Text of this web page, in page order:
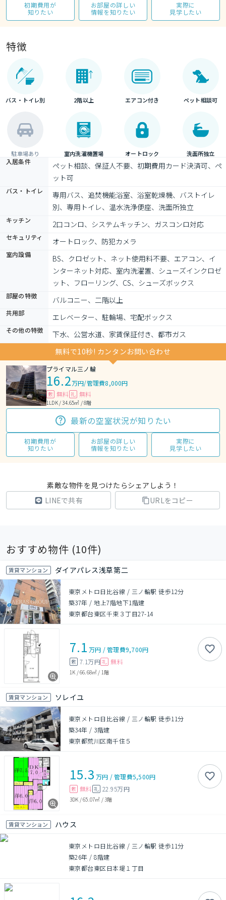
初期費用が
知りたい
お部屋の詳しい
情報を知りたい
実際に
見学したい
特徴
バス・トイレ別 2階以上 エアコン付き ペット相談可
駐車場あり 室内洗濯機置場 オートロック 洗面所独立
入居条件
ペット相談、保証人不要、初期費用カード決済可、ペ
ット可
バス・トイレ
専用バス、追焚機能浴室、浴室乾燥機、バストイレ
別、専用トイレ、温水洗浄便座、洗面所独立
キッチン 2口コンロ、システムキッチン、ガスコンロ対応
セキュリティ オートロック、防犯カメラ
室内設備
BS、クロゼット、ネット使用料不要、エアコン、イ
ンターネット対応、室内洗濯置、シューズインクロゼ
ット、フローリング、CS、シューズボックス
部屋の特徴 バルコニー、二階以上
共用部 エレベーター、駐輪場、宅配ボックス
その他の特徴
下水、公営水道、家賃保証付き、都市ガス
無料で10秒! カンタンお問い合わせ
プライマル三ノ輪
16.2万円/管理費8,000円
敷 無料 礼 無料
1LDK / 34.65㎡ / 8階
最新の空室状況が知りたい
初期費用が
知りたい
お部屋の詳しい
情報を知りたい
実際に
見学したい
素敵な物件を見つけたらシェアしよう！
LINEで共有
URLをコピー
おすすめ物件 (10件)
賃貸マンション ダイアパレス浅草第二
東京メトロ日比谷線 / 三ノ輪駅 徒歩12分
築37年 /地上7階地下1階建
東京都台東区千束３丁目27-14
7.1 万円 /管理費9,700円
敷 7.1万円 礼 無料
1K /66.68㎡ / 1階
賃貸マンション ソレイユ
東京メトロ日比谷線 / 三ノ輪駅 徒歩11分
築34年 / 3階建
東京都荒川区南千住５
15.3 万円 /管理費5,500円
敷 無料 礼 22.95万円
3DK /65.07㎡ /3階
賃貸マンション ハウス
東京メトロ日比谷線 / 三ノ輪駅 徒歩11分
築26年 /8階建
東京都台東区日本堤１丁目